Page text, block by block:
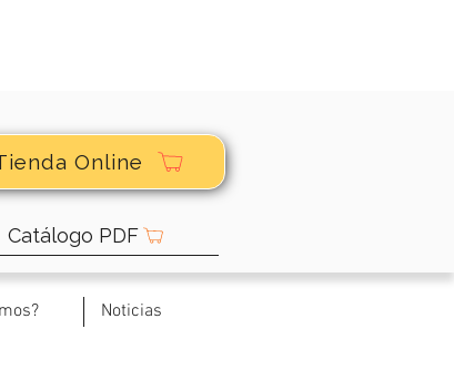
Online
Catálogo PDF
Noticias